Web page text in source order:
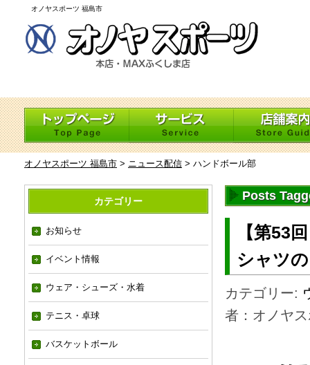
オノヤスポーツ 福島市
オノヤスポーツ 福島市 > ニュース配信 > ハンドボール部
カテゴリー
お知らせ
イベント情報
ウェア・シューズ・水着
テニス・卓球
バスケットボール
Posts
【第53
シャツ
カテゴリー:
者：オノヤ